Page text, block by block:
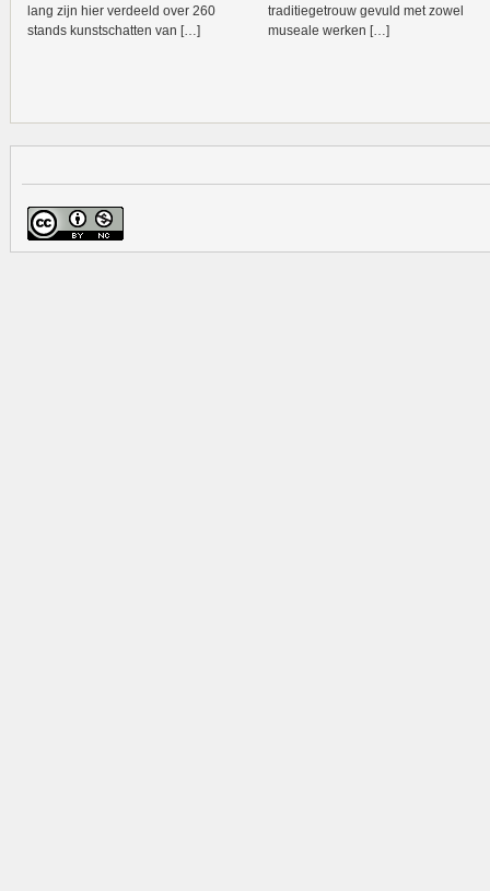
lang zijn hier verdeeld over 260
stands kunstschatten van […]
traditiegetrouw gevuld met zowel
museale werken […]